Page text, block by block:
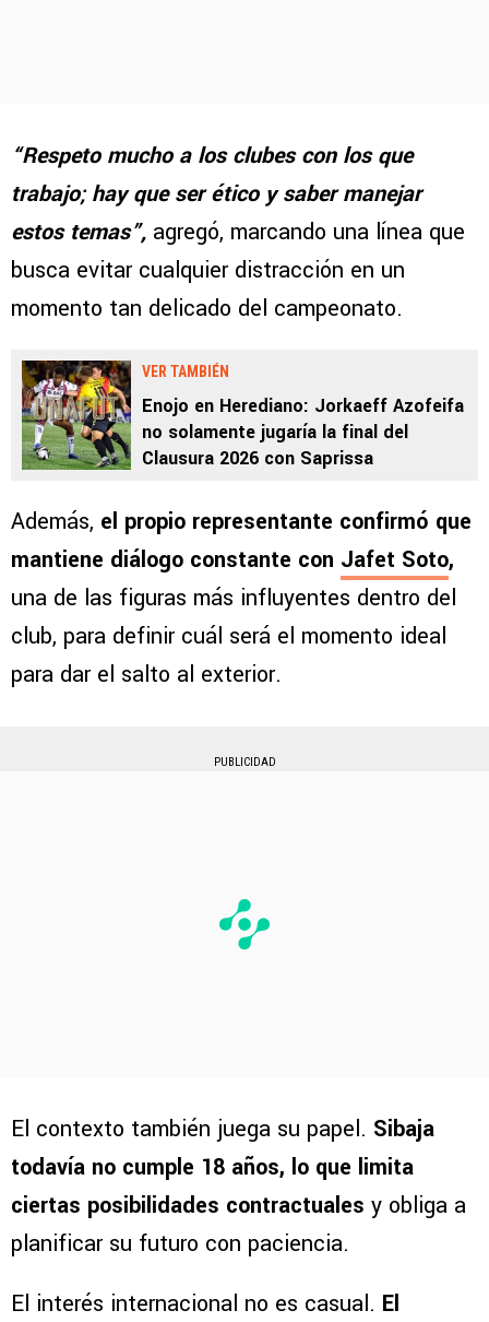
“Respeto mucho a los clubes con los que
trabajo; hay que ser ético y saber manejar
estos temas”, agregó, marcando una línea que
busca evitar cualquier distracción en un
momento tan delicado del campeonato.
VER TAMBIÉN
Enojo en Herediano: Jorkaeff Azofeifa
no solamente jugaría la final del
Clausura 2026 con Saprissa
Además, el propio representante confirmó que
mantiene diálogo constante con Jafet Soto,
una de las figuras más influyentes dentro del
club, para definir cuál será el momento ideal
para dar el salto al exterior.
PUBLICIDAD
El contexto también juega su papel. Sibaja
todavía no cumple 18 años, lo que limita
ciertas posibilidades contractuales y obliga a
planificar su futuro con paciencia.
El interés internacional no es casual. El